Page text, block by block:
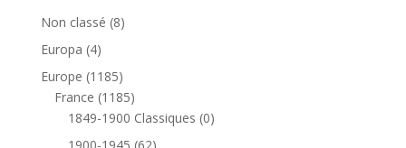
Non classé 88
Europa 44
produits
Europe 11851185
produits
France 11851185
produits
1849-1900 Classiques 00
62